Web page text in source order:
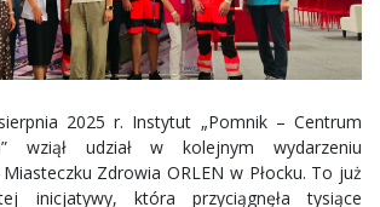
2025 r. Instytut „Pomnik – Centrum
wziął udział w kolejnym wydarzeniu
Zdrowia ORLEN w Płocku. To już
inicjatywy, która przyciągnęła tysiące